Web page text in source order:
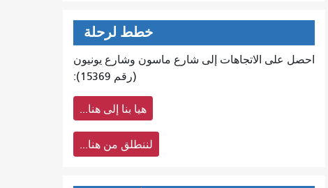
خطط لرحلة
احصل على الاتجاهات إلى شارع ماسون وشارع يونيون
(رقم 15369):
هيا بنا إلى هنا...
لننطلق من هنا...